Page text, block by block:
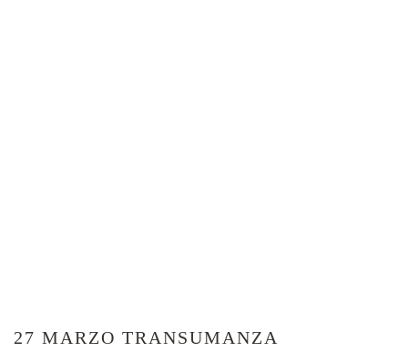
27 MARZO TRANSUMANZA